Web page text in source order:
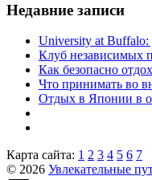
Недавние записи
University at Buffalo:
Клуб независимых
Как безопасно
Что принимать во
Отдых в Японии в
Карта сайта: 1 2 3 4 5 6 7
© 2026 Увлекательные